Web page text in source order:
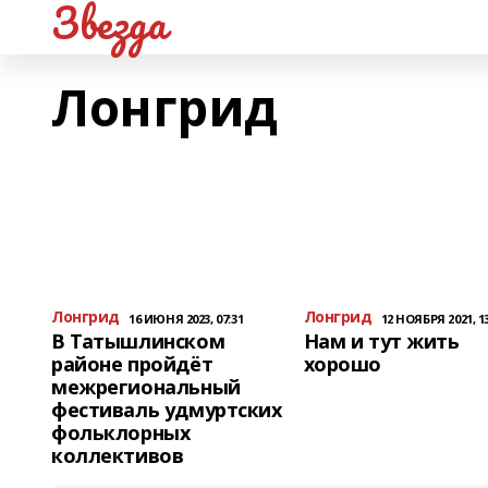
Звезда
Лонгрид
Лонгрид 16 ИЮНЯ 2023, 07:31
В Татышлинском
районе пройдёт
межрегиональный
фестиваль удмуртских
фольклорных
коллективов
Лонгрид 12 НОЯБРЯ 2021,
Нам и тут жить
хорошо